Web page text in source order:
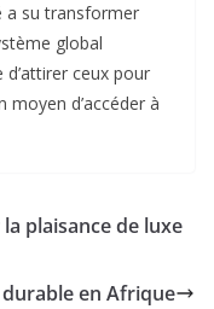
a su transformer
global
ceux pour
moyen d’accéder à
plaisance de luxe
durable en Afrique